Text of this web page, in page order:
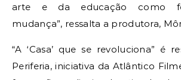
arte e da educação como
mudança”, ressalta a produtora,
“A ‘Casa’ que se revoluciona” é
Periferia, iniciativa da Atlântico